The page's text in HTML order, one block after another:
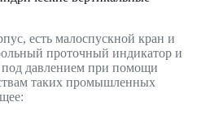
есть малоспускной кран и
проточный индикатор и
под давлением при помощи
таких промышленных